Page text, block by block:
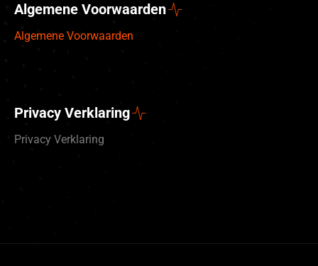
Algemene Voorwaarden
Algemene Voorwaarden
Privacy Verklaring
Privacy Verklaring